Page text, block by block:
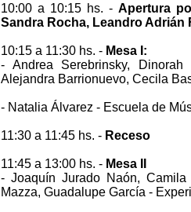
10:00 a 10:15 hs. - Apertura
Sandra Rocha, Leandro Adrián
10:15 a 11:30 hs. - Mesa I:
- Andrea Serebrinsky, Dinorah
Alejandra Barrionuevo, Cecila
- Natalia Álvarez - Escuela de
11:30 a 11:45 hs. - Receso
11:45 a 13:00 hs. - Mesa II
- Joaquín Jurado Naón,
Mazza, Guadalupe García -